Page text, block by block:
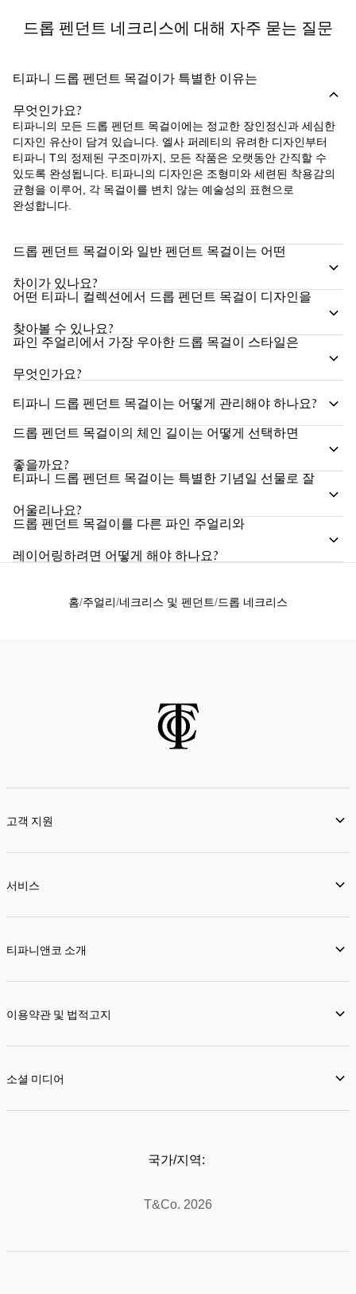
드롭 펜던트 네크리스에 대해 자주 묻는 질문
티파니 드롭 펜던트 목걸이가 특별한 이유는
무엇인가요?
티파니의 모든 드롭 펜던트 목걸이에는 정교한 장인정신과 세심한
디자인 유산이 담겨 있습니다. 엘사 퍼레티의 유려한 디자인부터
티파니 T의 정제된 구조미까지, 모든 작품은 오랫동안 간직할 수
있도록 완성됩니다. 티파니의 디자인은 조형미와 세련된 착용감의
균형을 이루어, 각 목걸이를 변치 않는 예술성의 표현으로
완성합니다.
드롭 펜던트 목걸이와 일반 펜던트 목걸이는 어떤
차이가 있나요?
어떤 티파니 컬렉션에서 드롭 펜던트 목걸이 디자인을
찾아볼 수 있나요?
파인 주얼리에서 가장 우아한 드롭 목걸이 스타일은
무엇인가요?
티파니 드롭 펜던트 목걸이는 어떻게 관리해야 하나요?
드롭 펜던트 목걸이의 체인 길이는 어떻게 선택하면
좋을까요?
티파니 드롭 펜던트 목걸이는 특별한 기념일 선물로 잘
어울리나요?
드롭 펜던트 목걸이를 다른 파인 주얼리와
레이어링하려면 어떻게 해야 하나요?
홈 주얼리 네크리스 및 펜던트 드롭 네크리스
고객 지원
서비스
티파니앤코 소개
이용약관 및 법적고지
소셜 미디어
T&Co. 2026
국가/지역: